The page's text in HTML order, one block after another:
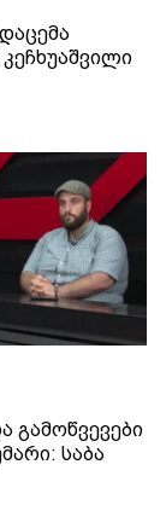
გამოწვევები
საბა